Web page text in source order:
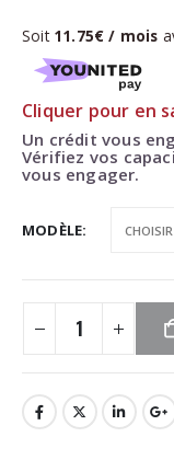
Soit 11.75€ / mois
Cliquer pour en
Un crédit vous
Vérifiez vos
vous engager.
MODÈLE